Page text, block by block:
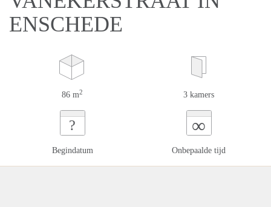
ENSCHEDE
86 m2 3 kamers
?
Begindatum
∞
Onbepaalde tijd